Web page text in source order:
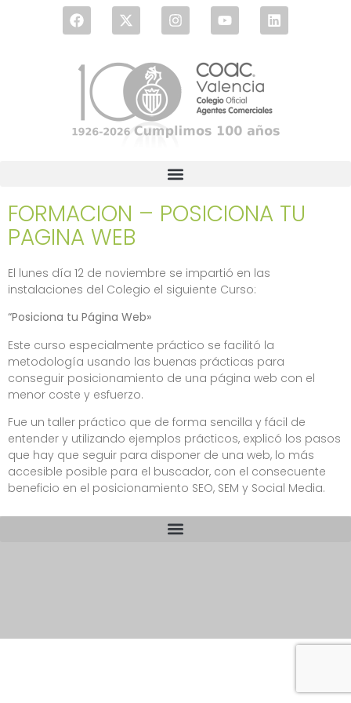
FORMACION – POSICIONA TU
PAGINA WEB
El lunes día 12 de noviembre se impartió en las
instalaciones del Colegio el siguiente Curso:
“Posiciona tu Página Web»
Este curso especialmente práctico se facilitó la
metodología usando las buenas prácticas para
conseguir posicionamiento de una página web con el
menor coste y esfuerzo.
Fue un taller práctico que de forma sencilla y fácil de
entender y utilizando ejemplos prácticos, explicó los pasos
que hay que seguir para disponer de una web, lo más
accesible posible para el buscador, con el consecuente
beneficio en el posicionamiento SEO, SEM y Social Media.